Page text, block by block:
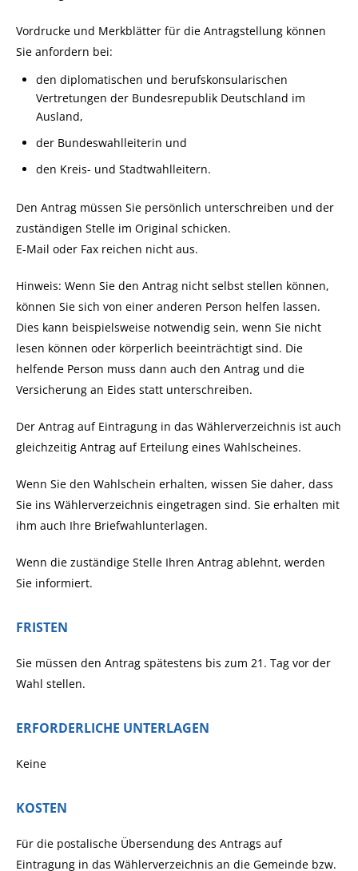
Vordrucke und Merkblätter für die Antragstellung können
Sie anfordern bei:
den diplomatischen und berufskonsularischen
Vertretungen der Bundesrepublik Deutschland im
Ausland,
der Bundeswahlleiterin und
den Kreis- und Stadtwahlleitern.
Den Antrag müssen Sie persönlich unterschreiben und der
zuständigen Stelle im Original schicken.
E-Mail oder Fax reichen nicht aus.
Hinweis: Wenn Sie den Antrag nicht selbst stellen können,
können Sie sich von einer anderen Person helfen lassen.
Dies kann beispielsweise notwendig sein, wenn Sie nicht
lesen können oder körperlich beeinträchtigt sind. Die
helfende Person muss dann auch den Antrag und die
Versicherung an Eides statt unterschreiben.
Der Antrag auf Eintragung in das Wählerverzeichnis ist auch
gleichzeitig Antrag auf Erteilung eines Wahlscheines.
Wenn Sie den Wahlschein erhalten, wissen Sie daher, dass
Sie ins Wählerverzeichnis eingetragen sind. Sie erhalten mit
ihm auch Ihre Briefwahlunterlagen.
Wenn die zuständige Stelle Ihren Antrag ablehnt, werden
Sie informiert.
FRISTEN
Sie müssen den Antrag spätestens bis zum 21. Tag vor der
Wahl stellen.
ERFORDERLICHE UNTERLAGEN
Keine
KOSTEN
Für die postalische Übersendung des Antrags auf
Eintragung in das Wählerverzeichnis an die Gemeinde bzw.